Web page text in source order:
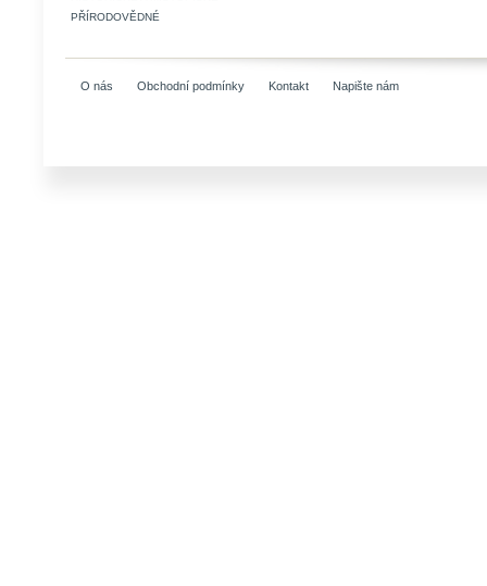
PŘÍRODOVĚDNÉ
O nás Obchodní podmínky Kontakt Napište nám